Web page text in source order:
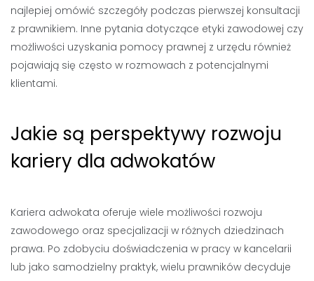
najlepiej omówić szczegóły podczas pierwszej konsultacji
z prawnikiem. Inne pytania dotyczące etyki zawodowej czy
możliwości uzyskania pomocy prawnej z urzędu również
pojawiają się często w rozmowach z potencjalnymi
klientami.
Jakie są perspektywy rozwoju
kariery dla adwokatów
Kariera adwokata oferuje wiele możliwości rozwoju
zawodowego oraz specjalizacji w różnych dziedzinach
prawa. Po zdobyciu doświadczenia w pracy w kancelarii
lub jako samodzielny praktyk, wielu prawników decyduje